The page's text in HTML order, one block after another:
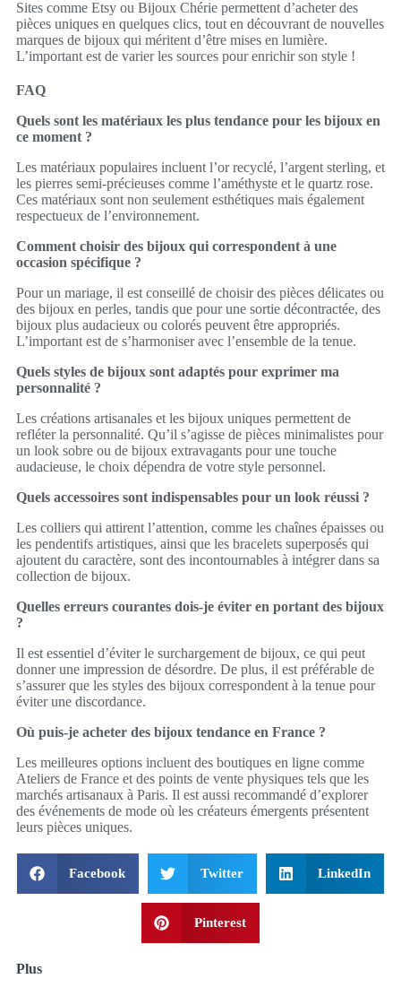
Sites comme Etsy ou Bijoux Chérie permettent d’acheter des
pièces uniques en quelques clics, tout en découvrant de nouvelles
marques de bijoux qui méritent d’être mises en lumière.
L’important est de varier les sources pour enrichir son style !
FAQ
Quels sont les matériaux les plus tendance pour les bijoux en
ce moment ?
Les matériaux populaires incluent l’or recyclé, l’argent sterling, et
les pierres semi-précieuses comme l’améthyste et le quartz rose.
Ces matériaux sont non seulement esthétiques mais également
respectueux de l’environnement.
Comment choisir des bijoux qui correspondent à une
occasion spécifique ?
Pour un mariage, il est conseillé de choisir des pièces délicates ou
des bijoux en perles, tandis que pour une sortie décontractée, des
bijoux plus audacieux ou colorés peuvent être appropriés.
L’important est de s’harmoniser avec l’ensemble de la tenue.
Quels styles de bijoux sont adaptés pour exprimer ma
personnalité ?
Les créations artisanales et les bijoux uniques permettent de
refléter la personnalité. Qu’il s’agisse de pièces minimalistes pour
un look sobre ou de bijoux extravagants pour une touche
audacieuse, le choix dépendra de votre style personnel.
Quels accessoires sont indispensables pour un look réussi ?
Les colliers qui attirent l’attention, comme les chaînes épaisses ou
les pendentifs artistiques, ainsi que les bracelets superposés qui
ajoutent du caractère, sont des incontournables à intégrer dans sa
collection de bijoux.
Quelles erreurs courantes dois-je éviter en portant des bijoux
?
Il est essentiel d’éviter le surchargement de bijoux, ce qui peut
donner une impression de désordre. De plus, il est préférable de
s’assurer que les styles des bijoux correspondent à la tenue pour
éviter une discordance.
Où puis-je acheter des bijoux tendance en France ?
Les meilleures options incluent des boutiques en ligne comme
Ateliers de France et des points de vente physiques tels que les
marchés artisanaux à Paris. Il est aussi recommandé d’explorer
des événements de mode où les créateurs émergents présentent
leurs pièces uniques.
Facebook Twitter LinkedIn
Pinterest
Plus